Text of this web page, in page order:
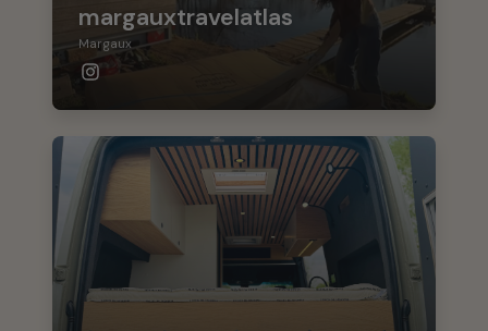
margauxtravelatlas
Margaux